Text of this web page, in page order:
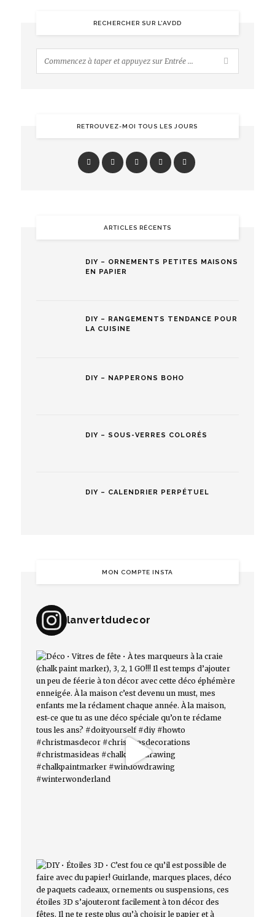
RECHERCHER SUR L’AVDD
RETROUVEZ-MOI TOUS LES JOURS
ARTICLES RÉCENTS
DIY – ORNEMENTS PETITES MAISONS
EN PAPIER
DIY – RANGEMENTS TENDANCE POUR
LA CUISINE
DIY – NAPPERONS BOHO
DIY – SOUS-VERRES COLORÉS
DIY – CALENDRIER PERPÉTUEL
MON COMPTE INSTA
lanvertdudecor